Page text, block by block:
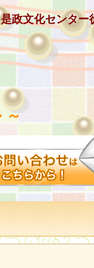
政文化センター
～